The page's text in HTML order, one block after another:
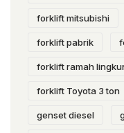
forklift mitsubishi
forklift pabrik
forklift ramah
forklift Toyota 3 ton
genset diesel